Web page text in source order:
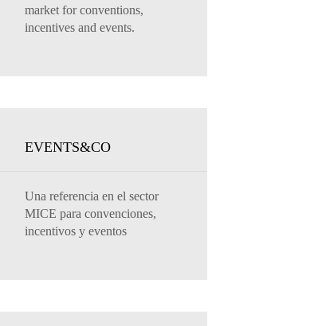
market for conventions,
incentives and events.
EVENTS&CO
Una referencia en el sector
MICE para convenciones,
incentivos y eventos